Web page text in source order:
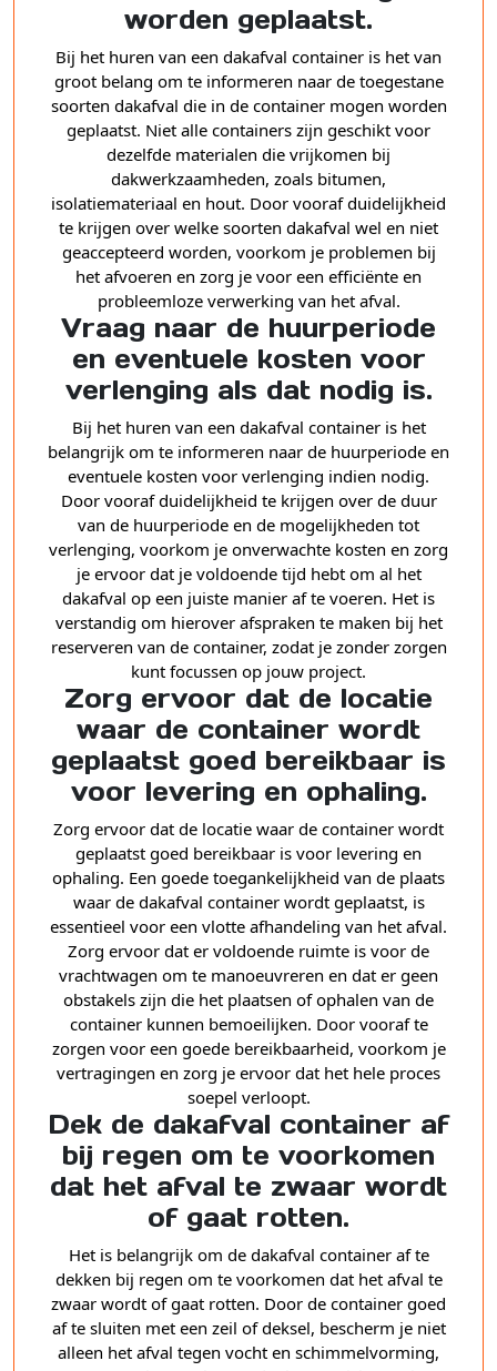
worden geplaatst.
Bij het huren van een dakafval container is het van
groot belang om te informeren naar de toegestane
soorten dakafval die in de container mogen worden
geplaatst. Niet alle containers zijn geschikt voor
dezelfde materialen die vrijkomen bij
dakwerkzaamheden, zoals bitumen,
isolatiemateriaal en hout. Door vooraf duidelijkheid
te krijgen over welke soorten dakafval wel en niet
geaccepteerd worden, voorkom je problemen bij
het afvoeren en zorg je voor een efficiënte en
probleemloze verwerking van het afval.
Vraag naar de huurperiode
en eventuele kosten voor
verlenging als dat nodig is.
Bij het huren van een dakafval container is het
belangrijk om te informeren naar de huurperiode en
eventuele kosten voor verlenging indien nodig.
Door vooraf duidelijkheid te krijgen over de duur
van de huurperiode en de mogelijkheden tot
verlenging, voorkom je onverwachte kosten en zorg
je ervoor dat je voldoende tijd hebt om al het
dakafval op een juiste manier af te voeren. Het is
verstandig om hierover afspraken te maken bij het
reserveren van de container, zodat je zonder zorgen
kunt focussen op jouw project.
Zorg ervoor dat de locatie
waar de container wordt
geplaatst goed bereikbaar is
voor levering en ophaling.
Zorg ervoor dat de locatie waar de container wordt
geplaatst goed bereikbaar is voor levering en
ophaling. Een goede toegankelijkheid van de plaats
waar de dakafval container wordt geplaatst, is
essentieel voor een vlotte afhandeling van het afval.
Zorg ervoor dat er voldoende ruimte is voor de
vrachtwagen om te manoeuvreren en dat er geen
obstakels zijn die het plaatsen of ophalen van de
container kunnen bemoeilijken. Door vooraf te
zorgen voor een goede bereikbaarheid, voorkom je
vertragingen en zorg je ervoor dat het hele proces
soepel verloopt.
Dek de dakafval container af
bij regen om te voorkomen
dat het afval te zwaar wordt
of gaat rotten.
Het is belangrijk om de dakafval container af te
dekken bij regen om te voorkomen dat het afval te
zwaar wordt of gaat rotten. Door de container goed
af te sluiten met een zeil of deksel, bescherm je niet
alleen het afval tegen vocht en schimmelvorming,